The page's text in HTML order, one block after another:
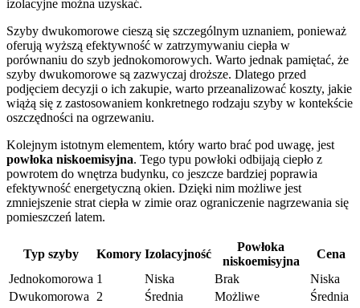
izolacyjne można uzyskać.
Szyby dwukomorowe cieszą się szczególnym uznaniem, ponieważ
oferują wyższą efektywność w zatrzymywaniu ciepła w
porównaniu do szyb jednokomorowych. Warto jednak pamiętać, że
szyby dwukomorowe są zazwyczaj droższe. Dlatego przed
podjęciem decyzji o ich zakupie, warto przeanalizować koszty, jakie
wiążą się z zastosowaniem konkretnego rodzaju szyby w kontekście
oszczędności na ogrzewaniu.
Kolejnym istotnym elementem, który warto brać pod uwagę, jest
powłoka niskoemisyjna. Tego typu powłoki odbijają ciepło z
powrotem do wnętrza budynku, co jeszcze bardziej poprawia
efektywność energetyczną okien. Dzięki nim możliwe jest
zmniejszenie strat ciepła w zimie oraz ograniczenie nagrzewania się
pomieszczeń latem.
Typ szyby Komory Izolacyjność
Powłoka
niskoemisyjna
Cena
Jednokomorowa 1 Niska Brak
Niska
Dwukomorowa
2 Średnia Możliwe
Średnia